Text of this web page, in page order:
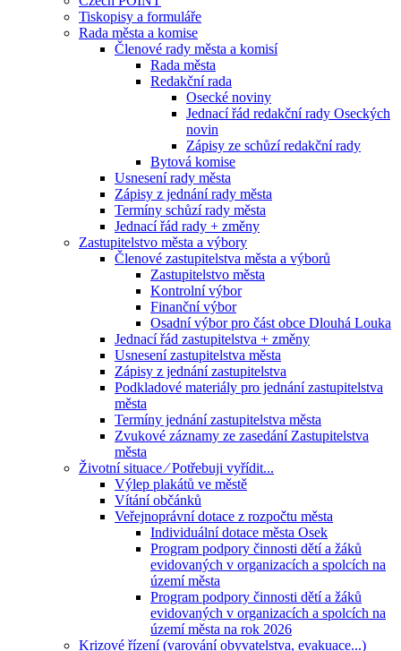
Tiskopisy a formuláře
Rada města a komise
Členové rady města a komisí
Rada města
Redakční rada
Osecké noviny
Jednací řád redakční rady Oseckých
novin
Zápisy ze schůzí redakční rady
Bytová komise
Usnesení rady města
Zápisy z jednání rady města
Termíny schůzí rady města
Jednací řád rady + změny
Zastupitelstvo města a výbory
Členové zastupitelstva města a výborů
Zastupitelstvo města
Kontrolní výbor
Finanční výbor
Osadní výbor pro část obce Dlouhá Louka
Jednací řád zastupitelstva + změny
Usnesení zastupitelstva města
Zápisy z jednání zastupitelstva
Podkladové materiály pro jednání zastupitelstva
města
Termíny jednání zastupitelstva města
Zvukové záznamy ze zasedání Zastupitelstva
města
Životní situace ⁄ Potřebuji vyřídit...
Výlep plakátů ve městě
Vítání občánků
Veřejnoprávní dotace z rozpočtu města
Individuální dotace města Osek
Program podpory činnosti dětí a žáků
evidovaných v organizacích a spolcích na
území města
Program podpory činnosti dětí a žáků
evidovaných v organizacích a spolcích na
území města na rok 2026
Krizové řízení (varování obyvatelstva, evakuace...)